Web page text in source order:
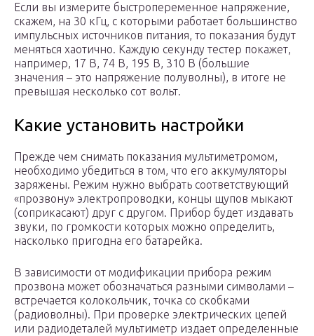
Если вы измерите быстропеременное напряжение,
скажем, на 30 кГц, с которыми работает большинство
импульсных источников питания, то показания будут
меняться хаотично. Каждую секунду тестер покажет,
например, 17 В, 74 В, 195 В, 310 В (большие
значения – это напряжение полуволны), в итоге не
превышая несколько сот вольт.
Какие установить настройки
Прежде чем снимать показания мультиметромом,
необходимо убедиться в том, что его аккумуляторы
заряжены. Режим нужно выбрать соответствующий
«прозвону» электропроводки, концы щупов мыкают
(соприкасают) друг с другом. Прибор будет издавать
звуки, по громкости которых можно определить,
насколько пригодна его батарейка.
В зависимости от модификации прибора режим
прозвона может обозначаться разными символами –
встречается колокольчик, точка со скобками
(радиоволны). При проверке электрических цепей
или радиодеталей мультиметр издает определенные